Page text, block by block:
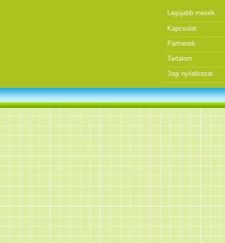
Legújabb mesék
Kapcsolat
Partnerek
Tartalom
Jogi nyilatkozat